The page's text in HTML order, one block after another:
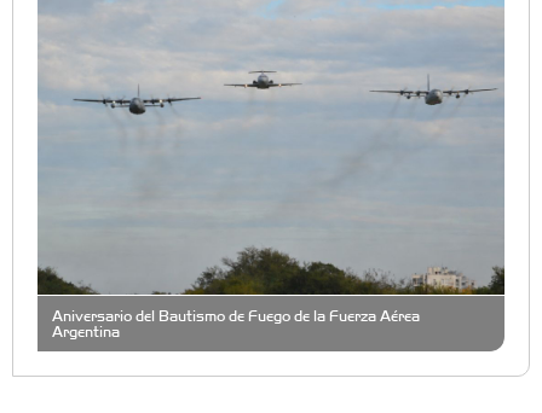
Aniversario del Bautismo de Fuego de la Fuerza Aérea
Argentina